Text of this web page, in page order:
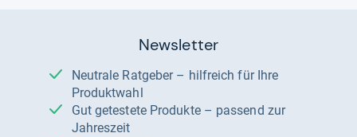
Newsletter
Neutrale Ratgeber – hilfreich für Ihre
Produktwahl
Gut getestete Produkte – passend zur
Jahreszeit